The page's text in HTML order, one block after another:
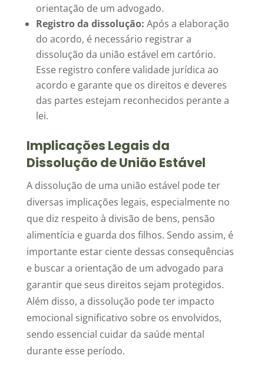
orientação de um advogado.
Registro da dissolução: Após a elaboração
do acordo, é necessário registrar a
dissolução da união estável em cartório.
Esse registro confere validade jurídica ao
acordo e garante que os direitos e deveres
das partes estejam reconhecidos perante a
lei.
Implicações Legais da
Dissolução de União Estável
A dissolução de uma união estável pode ter
diversas implicações legais, especialmente no
que diz respeito à divisão de bens, pensão
alimentícia e guarda dos filhos. Sendo assim, é
importante estar ciente dessas consequências
e buscar a orientação de um advogado para
garantir que seus direitos sejam protegidos.
Além disso, a dissolução pode ter impacto
emocional significativo sobre os envolvidos,
sendo essencial cuidar da saúde mental
durante esse período.